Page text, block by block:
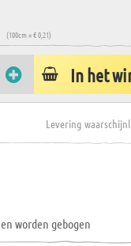
(100cm = € 0,21)
In het
Levering
worden gebogen